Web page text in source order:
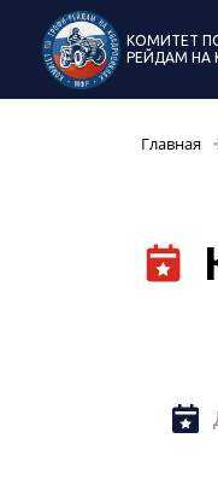
КОМИТЕТ
РЕЙДАМ НА
Главная